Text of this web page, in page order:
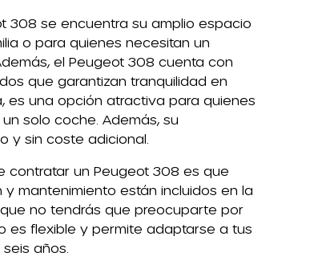
308 se encuentra su amplio espacio
o para quienes necesitan un
el Peugeot 308 cuenta con
que garantizan tranquilidad en
es una opción atractiva para quienes
solo coche. Además, su
y sin coste adicional.
contratar un Peugeot 308 es que
mantenimiento están incluidos en la
no tendrás que preocuparte por
es flexible y permite adaptarse a tus
años.